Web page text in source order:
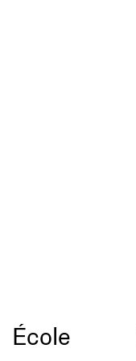
École